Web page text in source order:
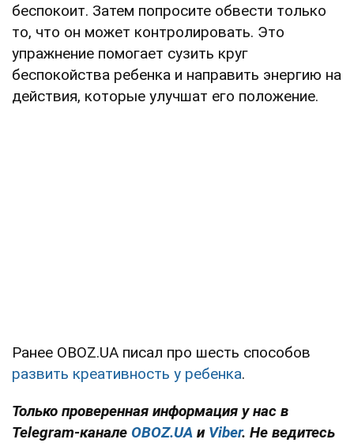
беспокоит. Затем попросите обвести только
то, что он может контролировать. Это
упражнение помогает сузить круг
беспокойства ребенка и направить энергию на
действия, которые улучшат его положение.
Ранее OBOZ.UA писал про шесть способов
развить креативность у ребенка.
Только проверенная информация у нас в
Telegram-канале OBOZ.UA и Viber. Не ведитесь